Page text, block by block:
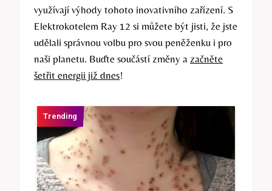
využívají výhody tohoto inovativního zařízení. S
Elektrokotelem Ray 12 si můžete být jisti, že jste
udělali správnou volbu pro svou peněženku i pro
naši planetu. Buďte součástí změny a začněte
šetřit energii již dnes!